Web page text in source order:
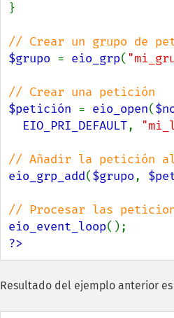
}
$grupo = eio_grp(
$petición = eio_open(
EIO_PRI_DEFAULT,
eio_grp_add($grupo,
eio_event_loop
?>
Resultado del ejemplo anterior